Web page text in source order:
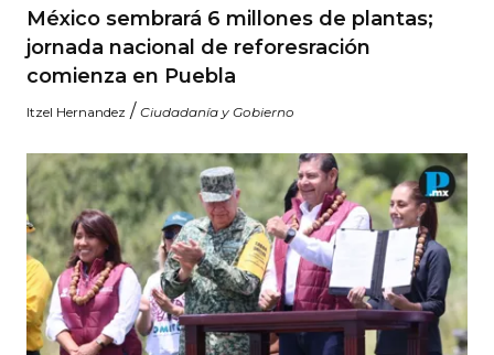
México sembrará 6 millones de plantas;
jornada nacional de reforesración
comienza en Puebla
Itzel Hernandez / Ciudadanía y Gobierno